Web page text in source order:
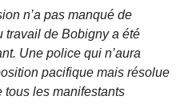
n’a pas manqué de
travail de Bobigny a été
Une police qui n’aura
pacifique mais résolue
tous les manifestants